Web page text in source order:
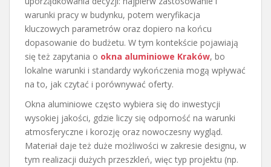
warunki pracy w budynku, potem weryfikacja
kluczowych parametrów oraz dopiero na końcu
dopasowanie do budżetu. W tym kontekście pojawiają
się też zapytania o okna aluminiowe Kraków, bo
lokalne warunki i standardy wykończenia mogą wpływać
na to, jak czytać i porównywać oferty.
Okna aluminiowe często wybiera się do inwestycji
wysokiej jakości, gdzie liczy się odporność na warunki
atmosferyczne i korozję oraz nowoczesny wygląd.
Materiał daje też duże możliwości w zakresie designu, w
tym realizacji dużych przeszkleń, więc typ projektu (np.